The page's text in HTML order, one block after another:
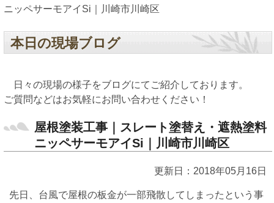
ニッペサーモアイSi｜川崎市川崎区
本日の現場ブログ
日々の現場の様子をブログにてご紹介しております。
ご質問などはお気軽にお問い合わせください！
屋根塗装工事｜スレート塗替え・遮熱塗料
ニッペサーモアイSi｜川崎市川崎区
更新日：2018年05月16日
先日、台風で屋根の板金が一部飛散してしまったという事